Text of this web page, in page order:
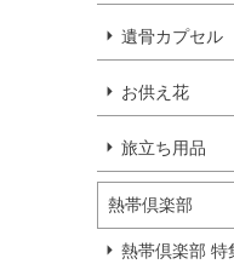
遺骨カプセル
お供え花
旅立ち用品
熱帯倶楽部
熱帯倶楽部 特